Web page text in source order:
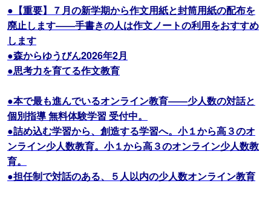
●【重要】７月の新学期から作文用紙と封筒用紙の配布を
廃止します――手書きの人は作文ノートの利用をおすすめ
します
●森からゆうびん2026年2月
●思考力を育てる作文教育
●本で最も進んでいるオンライン教育――少人数の対話と
個別指導 無料体験学習 受付中。
●詰め込む学習から、創造する学習へ。小１から高３のオ
ンライン少人数教育。小１から高３のオンライン少人数教
育。
●担任制で対話のある、５人以内の少人数オンライン教育